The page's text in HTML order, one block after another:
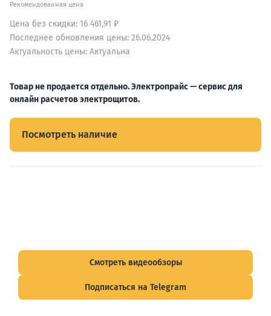
Рекомендованная цена
Цена без скидки: 16 461,91 ₽
Последнее обновления цены: 26.06.2024
Актуальность цены: Актуальна
Товар не продается отдельно. Электропрайс — сервис для
онлайн расчетов электрощитов.
Посмотреть наличие
Смотреть видеообзоры
Подписаться на Telegram